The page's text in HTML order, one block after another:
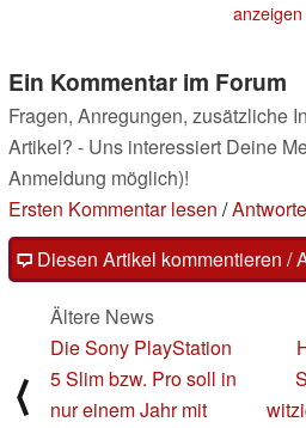
anzeigen
Ein Kommentar im Forum
Fragen, Anregungen, zusätzliche
Artikel? - Uns interessiert Deine
Anmeldung möglich)!
Ersten Kommentar lesen /
Diesen Artikel kommentieren /
⟨
Ältere News
Die Sony PlayStation
5 Slim bzw. Pro soll in
nur einem Jahr mit